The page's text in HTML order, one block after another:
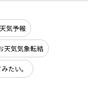
天気予報
天気気象転結
たい。